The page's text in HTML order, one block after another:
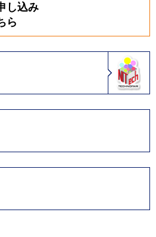
し込み
ら